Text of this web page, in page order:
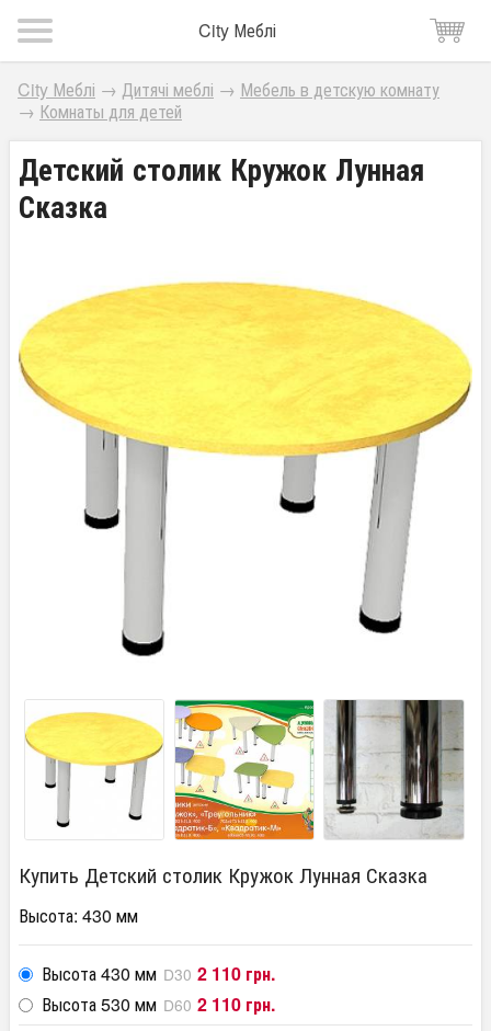
City Меблі
City Меблі → Дитячі меблі → Мебель в детскую комнату
→ Комнаты для детей
Детский столик Кружок Лунная
Сказка
Купить Детский столик Кружок Лунная Сказка
Высота: 430 мм
Высота 430 мм D30 2 110 грн.
Высота 530 мм D60 2 110 грн.